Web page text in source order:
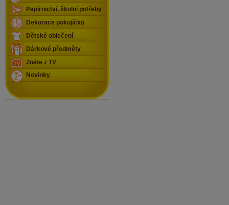
Papírnictví, školní potřeby
Dekorace pokojíčků
Dětské oblečení
Dárkové předměty
Znáte z TV
Novinky